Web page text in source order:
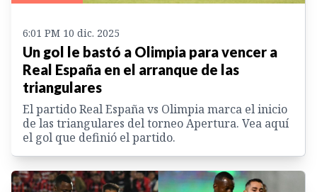
6:01 PM 10 dic. 2025
Un gol le bastó a Olimpia para vencer a
Real España en el arranque de las
triangulares
El partido Real España vs Olimpia marca el inicio
de las triangulares del torneo Apertura. Vea aquí
el gol que definió el partido.